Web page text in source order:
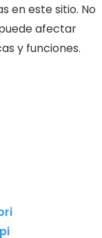
en este sitio. No
afectar
y funciones.